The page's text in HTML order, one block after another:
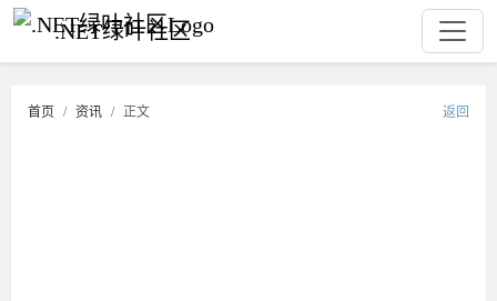
.NET绿叶社区
首页 资讯 正文 返回